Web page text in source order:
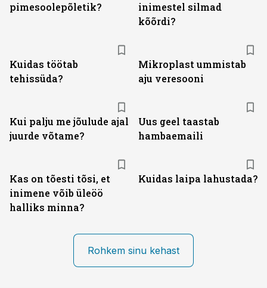
pimesoolepõletik?
inimestel silmad
kõõrdi?
Kuidas töötab
tehissüda?
Mikroplast ummistab
aju veresooni
Kui palju me jõulude ajal
juurde võtame?
Uus geel taastab
hambaemaili
Kas on tõesti tõsi, et
inimene võib üleöö
halliks minna?
Kuidas laipa lahustada?
Rohkem sinu kehast